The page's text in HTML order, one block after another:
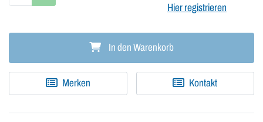
Hier registrieren
In den Warenkorb
Merken Kontakt